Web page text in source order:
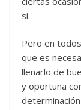
sí.
Pero en
que es
llenarlo de
y oportuna